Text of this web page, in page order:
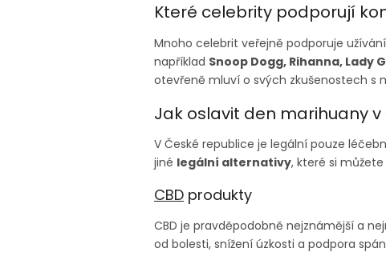
Které celebrity podporují
Mnoho celebrit veřejně podporuje
například Snoop Dogg, Rihanna, Lady
otevřeně mluví o svých zkušenostech s
Jak oslavit den marihuany v
V České republice je legální pouze
jiné legální alternativy, které si
CBD produkty
CBD je pravděpodobně nejznámější a
od bolesti, snížení úzkosti a podpora